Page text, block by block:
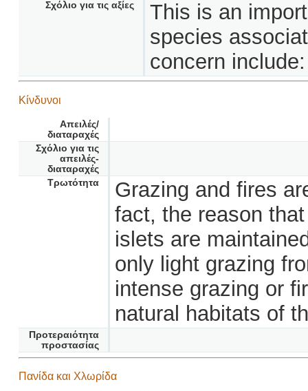
Σχόλιο για τις αξίες
This is an
species
concern
Κίνδυνοι
Απειλές/
διαταραχές
Σχόλιο για τις
απειλές-
διαταραχές
Τρωτότητα
Grazing and fires
fact, the reason
islets are
only light grazing
intense grazing or
natural habitats of
Προτεραιότητα
προστασίας
Πανίδα και Χλωρίδα